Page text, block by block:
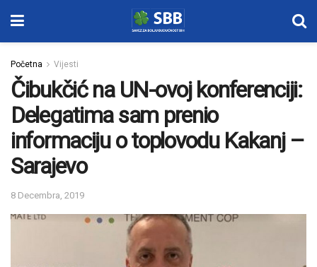
Početna Vijesti
Čibukčić na UN-ovoj konferenciji:
Delegatima sam prenio
informaciju o toplovodu Kakanj –
Sarajevo
8 Decembra, 2019